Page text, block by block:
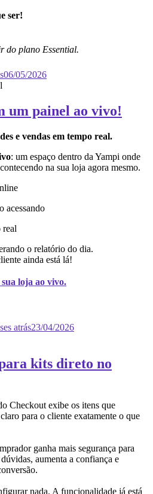
ser!
do plano Essential.
06/05/2026
um painel ao vivo!
e vendas em tempo real.
: um espaço dentro da Yampi onde
na sua loja agora mesmo.
acessando
real
o relatório do dia.
ainda está lá!
sua loja ao vivo.
atrás23/04/2026
kits direto no
Checkout exibe os itens que
para o cliente exatamente o que
ganha mais segurança para
aumenta a confiança e
nada. A funcionalidade já está